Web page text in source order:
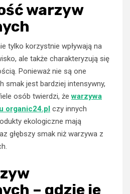
warzyw
tylko korzystnie wpływają na
ale także charakteryzują się
Ponieważ nie są one
smak jest bardziej intensywny,
osób twierdzi, żewarzywa
organic24.pl czy innych
ekologiczne mają
głębszy smak niż warzywa z
– gdzie je